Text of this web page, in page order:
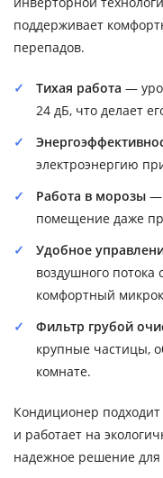
поддерживает
перепадов.
Тихая работа —
24 дБ, что делает
электроэнергию
Работа в морозы —
помещение даже
Удобное
воздушного потока
комфортный
Фильтр грубой
крупные частицы,
комнате.
Кондиционер
и работает на
надежное решение для